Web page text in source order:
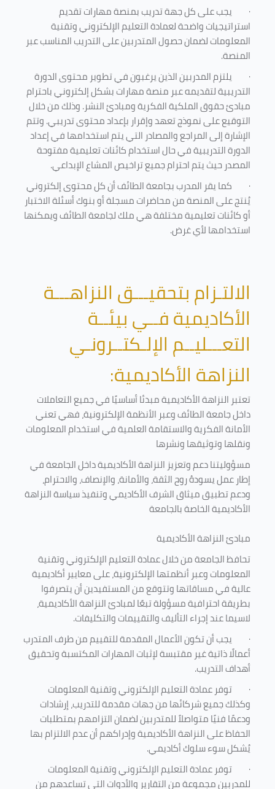
· يجب على كل جهة تدريب بمنصة مهارات تقديم
استراتيجيات واضحة لعمادة التعليم الإلكتروني وتقنية
المعلومات لضمان حصول المتدربين على التدريب المناسب عبر
المنصة.
· يلتزم المدربين الذين يرغبون في تطوير محتوى الدورة
التدريبية لتقديمه عبر منصة مهارات بشكل إلكتروني باحترام
مبادئ حقوق الملكية الفكرية ومبادئ النشر. وذلك من خلال
التوقيع على نموذج تعهد وإقرار بإعداد محتوى تدريبي. وتتم
الإشارة إلى المراجع والمصادر التي يتم استخدامها في إعداد
الدورة التدريبية في حال استخدام كائنات تعليمية مفتوحة
المصدر حيث يتم احترام جميع تراخيص المشاع الإبداعي.
· كما يقر المدرب بجامعة الطائف أن كل محتوى إلكتروني
يُنتج على المنصة من محاضرات مسجلة أو بنوك أسئلة الاختبار
أو كائنات تعليمية مختلفة هي ملك لجامعة الطائف ويمكنها
استخدامها لأي غرض.
الالتـزام بتحقيـــق النزاهـــة
الأكاديمية فــي بيئــة
التعـــليــم الإلـكتــرونـي
النزاهة الأكاديمية:
تعتبر النزاهة الأكاديمية مبدئا أساسيًا في جميع التعاملات
داخل جامعة الطائف وعبر الأنظمة الإلكترونية، فهي تعني
الأمانة الفكرية والاستقامة العلمية في استخدام المعلومات
ونقلها وتوثيقها ونشرها
مسؤوليتنا دعم وتعزيز النزاهة الأكاديمية داخل الجامعة في
إطار عمل يسودهُ روح الثقة، والأمانة، والإنصاف، والاحترام،
ودعم تطبيق ميثاق الشرف الأكاديمي وتنفيذ سياسة النزاهة
الأكاديمية الخاصة بالجامعة
مبادئ النزاهة الأكاديمية
تحافظ الجامعة من خلال عمادة التعليم الإلكتروني وتقنية
المعلومات وعبر أنظمتها الإلكترونية، على معايير أكاديمية
عالية في مساقاتها وتتوقع من المستفيدين أن يتصرفوا
بطريقة احترافية مسؤولة تبعًا لمبادئ النزاهة الأكاديمية،
لاسيما عند إجراء التأليف والتقييمات والتكليفات.
· يجب أن تكون الأعمال المقدمة للتقييم من طرف المتدرب
أعمالًا ذاتية غير مقتبسة لإثبات المهارات المكتسبة وتحقيق
أهداف التدريب.
· توفر عمادة التعليم الإلكتروني وتقنية المعلومات
وكذلك جميع شركائها من جهات مقدمة للتدريب، إرشادات
ودعمًا فنيًا متواصلاً للمتدربين لضمان التزامهم بمتطلبات
الحفاظ على النزاهة الأكاديمية وإدراكهم أن عدم الالتزام بها
يُشكل سوء سلوك أكاديمي.
· توفر عمادة التعليم الإلكتروني وتقنية المعلومات
للمدربين مجموعة من التقارير والأدوات التي تساعدهم من